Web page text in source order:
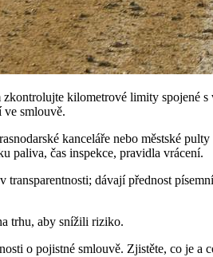
kilometrové limity spojené
smlouvě.
kanceláře nebo městské
paliva, čas inspekce, pravidla vrácení.
transparentnosti; dávají přednost
trhu, aby snížili riziko.
o pojistné smlouvě. Zjistěte, co je a